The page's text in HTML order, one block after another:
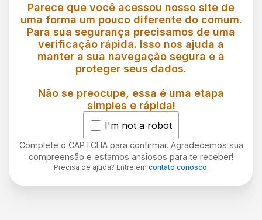
Parece que você acessou nosso site de
uma forma um pouco diferente do comum.
Para sua segurança precisamos de uma
verificação rápida. Isso nos ajuda a
manter a sua navegação segura e a
proteger seus dados.
Não se preocupe, essa é uma etapa
simples e rápida!
I'm not a robot
Complete o CAPTCHA para confirmar. Agradecemos sua
compreensão e estamos ansiosos para te receber!
Precisa de ajuda? Entre em contato conosco.